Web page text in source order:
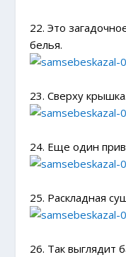
22. Это
белья.
23. Сверху крышка.
24. Еще один
25. Раскладная
26. Так выглядит